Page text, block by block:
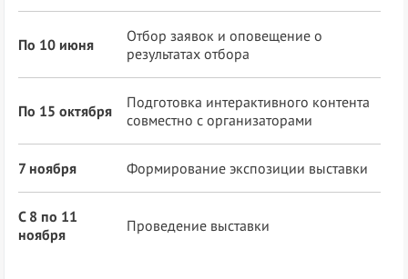
По 10 июня
Отбор заявок и оповещение о
результатах отбора
По 15 октября
Подготовка интерактивного контента
совместно с организаторами
7 ноября Формирование экспозиции выставки
С 8 по 11
ноября
Проведение выставки